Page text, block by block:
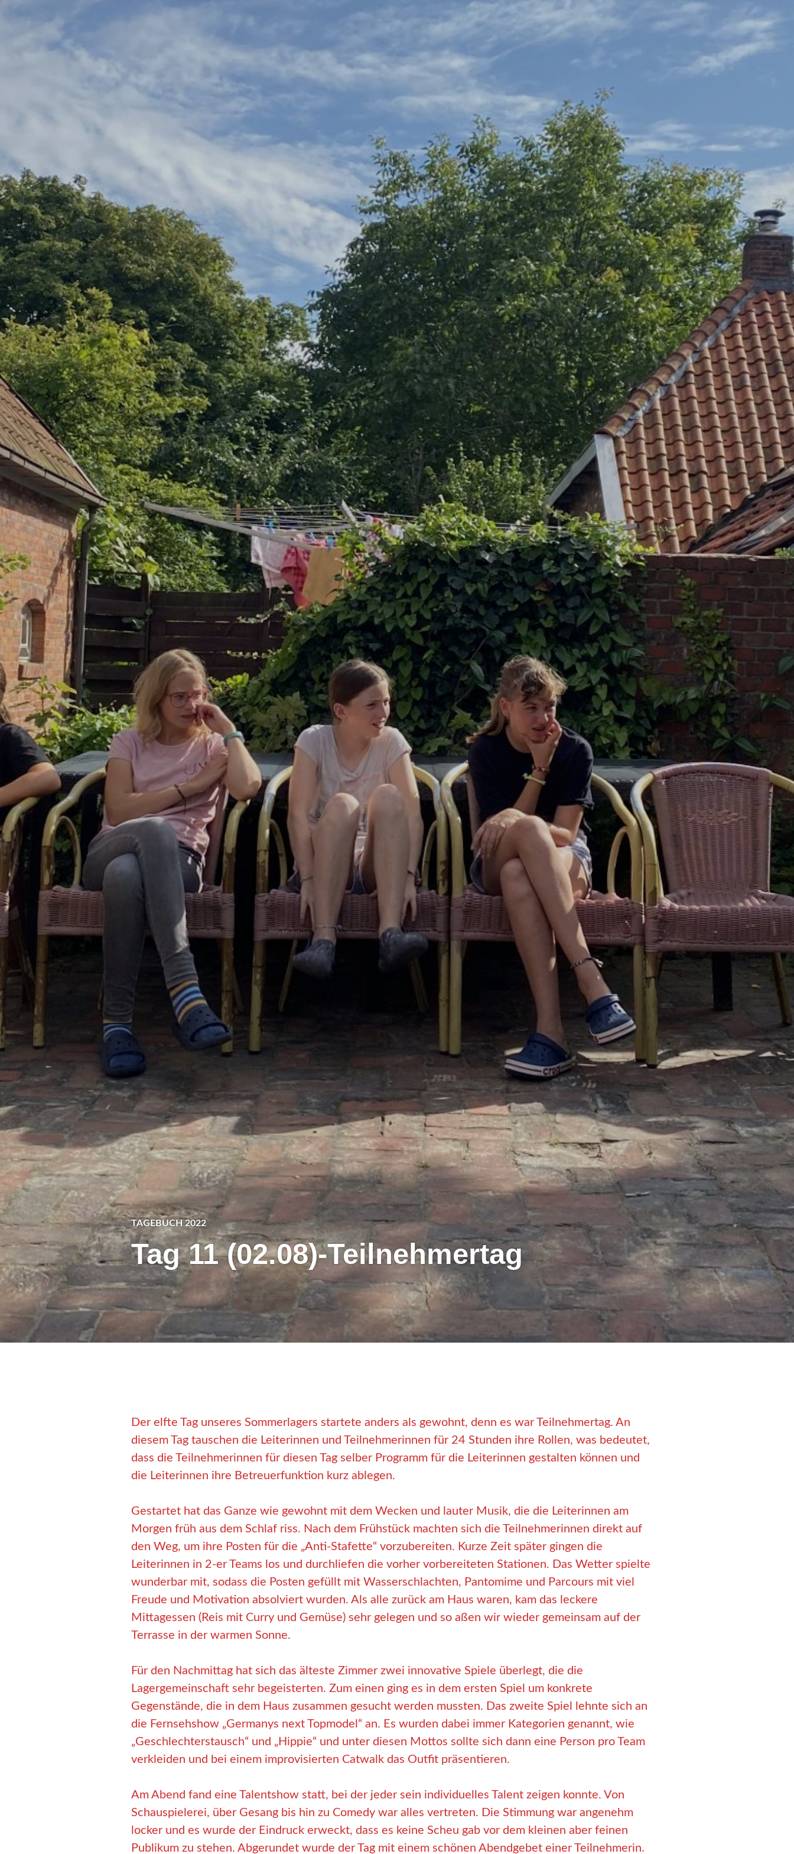
TAGEBUCH 2022
Tag 11 (02.08)-Teilnehmertag
Der elfte Tag unseres Sommerlagers startete anders als gewohnt, denn es war Teilnehmertag. An
diesem Tag tauschen die Leiterinnen und Teilnehmerinnen für 24 Stunden ihre Rollen, was bedeutet,
dass die Teilnehmerinnen für diesen Tag selber Programm für die Leiterinnen gestalten können und
die Leiterinnen ihre Betreuerfunktion kurz ablegen.
Gestartet hat das Ganze wie gewohnt mit dem Wecken und lauter Musik, die die Leiterinnen am
Morgen früh aus dem Schlaf riss. Nach dem Frühstück machten sich die Teilnehmerinnen direkt auf
den Weg, um ihre Posten für die „Anti-Stafette“ vorzubereiten. Kurze Zeit später gingen die
Leiterinnen in 2-er Teams los und durchliefen die vorher vorbereiteten Stationen. Das Wetter spielte
wunderbar mit, sodass die Posten gefüllt mit Wasserschlachten, Pantomime und Parcours mit viel
Freude und Motivation absolviert wurden. Als alle zurück am Haus waren, kam das leckere
Mittagessen (Reis mit Curry und Gemüse) sehr gelegen und so aßen wir wieder gemeinsam auf der
Terrasse in der warmen Sonne.
Für den Nachmittag hat sich das älteste Zimmer zwei innovative Spiele überlegt, die die
Lagergemeinschaft sehr begeisterten. Zum einen ging es in dem ersten Spiel um konkrete
Gegenstände, die in dem Haus zusammen gesucht werden mussten. Das zweite Spiel lehnte sich an
die Fernsehshow „Germanys next Topmodel“ an. Es wurden dabei immer Kategorien genannt, wie
„Geschlechterstausch“ und „Hippie“ und unter diesen Mottos sollte sich dann eine Person pro Team
verkleiden und bei einem improvisierten Catwalk das Outfit präsentieren.
Am Abend fand eine Talentshow statt, bei der jeder sein individuelles Talent zeigen konnte. Von
Schauspielerei, über Gesang bis hin zu Comedy war alles vertreten. Die Stimmung war angenehm
locker und es wurde der Eindruck erweckt, dass es keine Scheu gab vor dem kleinen aber feinen
Publikum zu stehen. Abgerundet wurde der Tag mit einem schönen Abendgebet einer Teilnehmerin.